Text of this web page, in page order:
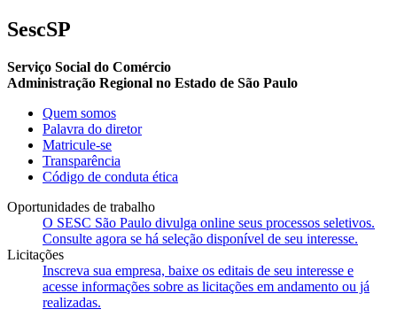
SescSP
Serviço Social do Comércio
Administração Regional no Estado de São Paulo
Quem somos
Palavra do diretor
Matricule-se
Transparência
Código de conduta ética
Oportunidades de trabalho
O SESC São Paulo divulga online seus processos seletivos.
Consulte agora se há seleção disponível de seu interesse.
Licitações
Inscreva sua empresa, baixe os editais de seu interesse e
acesse informações sobre as licitações em andamento ou já
realizadas.